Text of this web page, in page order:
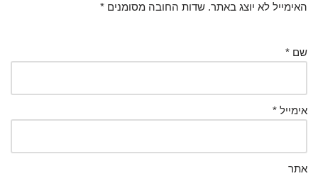
האימייל לא יוצג באתר. שדות החובה מסומנים *
שם *
אימייל *
אתר